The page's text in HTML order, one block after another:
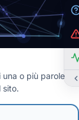
o più parole
sito.